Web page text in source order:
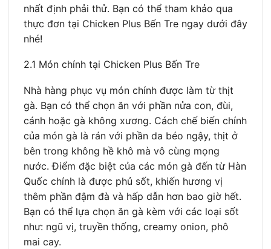
nhất định phải thử. Bạn có thể tham khảo qua
thực đơn tại Chicken Plus Bến Tre ngay dưới đây
nhé!
2.1 Món chính tại Chicken Plus Bến Tre
Nhà hàng phục vụ món chính được làm từ thịt
gà. Bạn có thể chọn ăn với phần nửa con, đùi,
cánh hoặc gà không xương. Cách chế biến chính
của món gà là rán với phần da béo ngậy, thịt ở
bên trong không hề khô mà vô cùng mọng
nước. Điểm đặc biệt của các món gà đến từ Hàn
Quốc chính là được phủ sốt, khiến hương vị
thêm phần đậm đà và hấp dẫn hơn bao giờ hết.
Bạn có thể lựa chọn ăn gà kèm với các loại sốt
như: ngũ vị, truyền thống, creamy onion, phô
mai cay.